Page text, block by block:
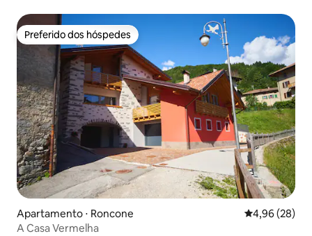
Preferido dos hóspedes
Preferido dos hóspedes
Apartamento ⋅ Roncone 4,96 de uma
4,96 (28)
A Casa Vermelha